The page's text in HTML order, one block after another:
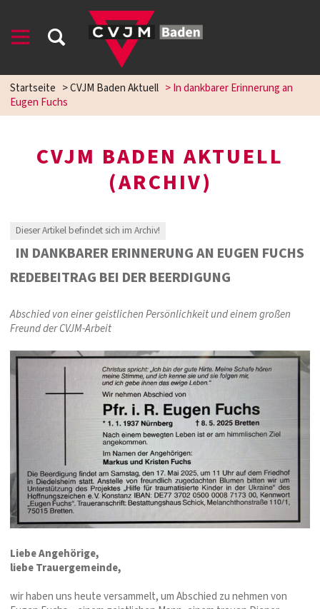
Startseite >CVJM Baden Aktuell >In dankbarer Erinnerung an
Eugen Fuchs
CVJM BADEN AKTUELL
(ARCHIV)
Dieser Artikel befindet sich im Archiv!
IN DANKBARER ERINNERUNG AN EUGEN FUCHS
REDEBEITRAG BEI DER BEERDIGUNG
Abschied von einer geistlichen Persönlichkeit und einem großen
Freund der CVJM-Arbeit
Liebe Angehörige,
liebe Trauergemeinde,
wir haben uns heute versammelt, um Abschied zu nehmen von